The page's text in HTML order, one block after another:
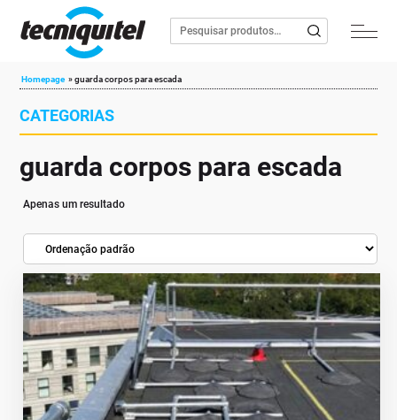
Homepage »guarda corpos para escada
CATEGORIAS
guarda corpos para escada
Apenas um resultado